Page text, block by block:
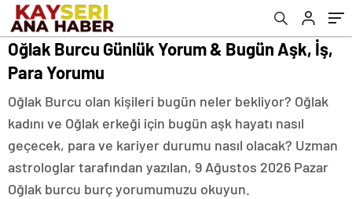
Oğlak Burcu Günlük Yorum & Bugün Aşk, İş,
Para Yorumu
Oğlak Burcu olan kişileri bugün neler bekliyor? Oğlak
kadını ve Oğlak erkeği için bugün aşk hayatı nasıl
geçecek, para ve kariyer durumu nasıl olacak? Uzman
astrologlar tarafından yazılan, 9 Ağustos 2026 Pazar
Oğlak burcu burç yorumumuzu okuyun.